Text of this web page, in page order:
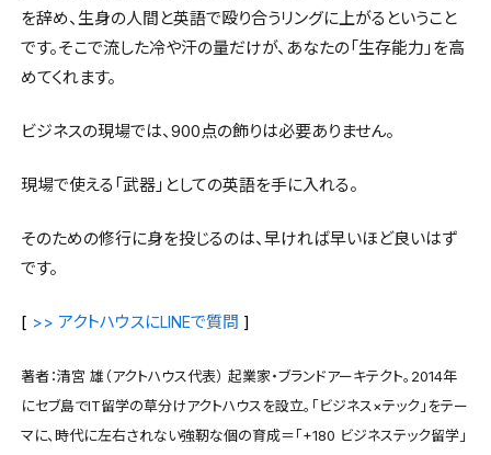
を辞め、生身の人間と英語で殴り合うリングに上がるということ
です。そこで流した冷や汗の量だけが、あなたの「生存能力」を高
めてくれます。
ビジネスの現場では、900点の飾りは必要ありません。
現場で使える「武器」としての英語を手に入れる。
そのための修行に身を投じるのは、早ければ早いほど良いはず
です。
[ >> アクトハウスにLINEで質問 ]
著者：清宮 雄（アクトハウス代表） 起業家・ブランドアーキテクト。2014年
にセブ島でIT留学の草分けアクトハウスを設立。「ビジネス×テック」をテー
マに、時代に左右されない強靭な個の育成＝「+180 ビジネステック留学」